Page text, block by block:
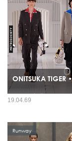
ONITSUKA
คอลเลคชั่นนี้หยิบพลังขอ
ชีวิตจริง ช่วงเวลาที่คุณ
19.04.69
Runway